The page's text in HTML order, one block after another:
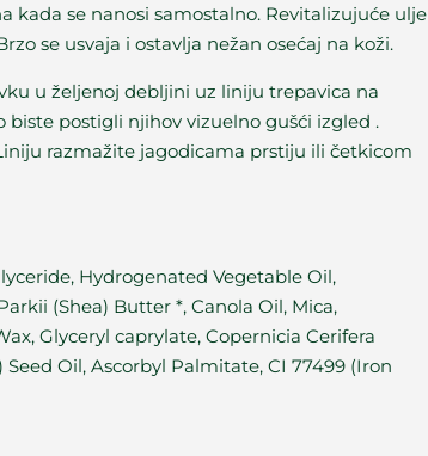
kada se nanosi samostalno. Revitalizujuće ulje
se usvaja i ostavlja nežan osećaj na koži.
u željenoj debljini uz liniju trepavica na
postigli njihov vizuelno gušći izgled .
razmažite jagodicama prstiju ili četkicom
Hydrogenated Vegetable Oil,
(Shea) Butter *, Canola Oil, Mica,
Glyceryl caprylate, Copernicia Cerifera
Oil, Ascorbyl Palmitate, CI 77499 (Iron